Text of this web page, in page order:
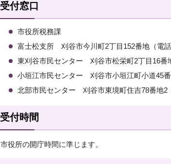
受付窓口
市役所税務課
富士松支所 刈谷市今川町2丁目152番地（電話
東刈谷市民センター 刈谷市松栄町2丁目16番
小垣江市民センター 刈谷市小垣江町小道45番
北部市民センター 刈谷市東境町住吉78番地2
受付時間
市役所の開庁時間に準じます。